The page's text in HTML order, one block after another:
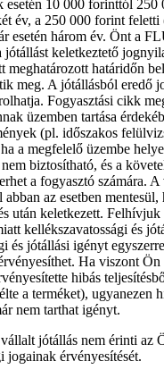
esetén 10 000 forinttól
év, a 250 000 forint
esetén három év. Önt a
jótállást keletkeztető
meghatározott határidőn
meg. A jótállásból eredő
Fogyasztási cikk
üzemben tartása
(pl. időszakos
a megfelelő üzembe
biztosítható, és a
a fogyasztó számára.
abban az esetben
után keletkezett.
kellékszavatossági és
és jótállási igényt
Ha viszont
hibás
a terméket), ugyanezen
nem tarthat igényt.
jótállás nem érinti az
jogainak érvényesítését.